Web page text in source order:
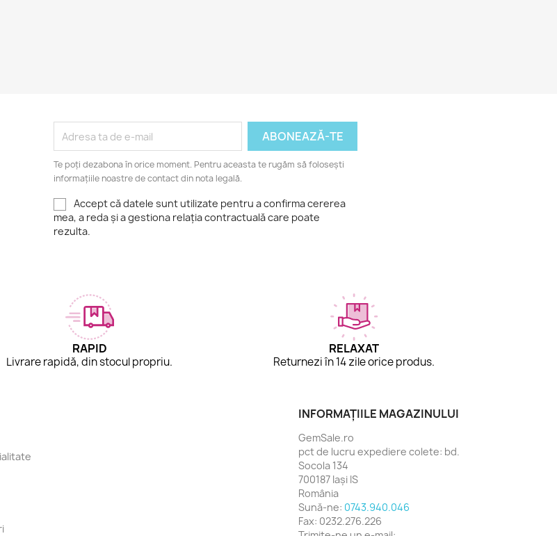
Te poți dezabona în orice moment. Pentru aceasta te rugăm să folosești
informațiile noastre de contact din nota legală.
Accept că datele sunt utilizate pentru a confirma cererea
mea, a reda și a gestiona relația contractuală care poate
rezulta.
RAPID
Livrare rapidă, din stocul propriu.
RELAXAT
Returnezi în 14 zile orice produs.
INFORMAȚIILE MAGAZINULUI
GemSale.ro
pct de lucru expediere colete: bd.
Socola 134
700187 Iași IS
România
Sună-ne: 0743.940.046
Fax: 0232.276.226